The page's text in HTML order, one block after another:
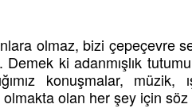
olmaz, bizi çepeçevre
ki adanmışlık
konuşmalar, müzik,
olmakta olan her şey için